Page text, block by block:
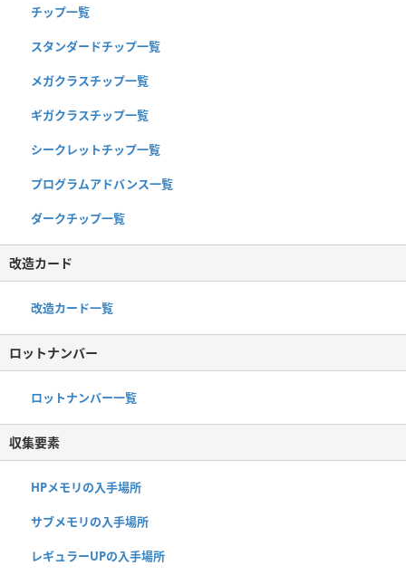
チップ一覧
スタンダードチップ一覧
メガクラスチップ一覧
ギガクラスチップ一覧
シークレットチップ一覧
プログラムアドバンス一覧
ダークチップ一覧
改造カード
改造カード一覧
ロットナンバー
ロットナンバー一覧
収集要素
HPメモリの入手場所
サブメモリの入手場所
レギュラーUPの入手場所